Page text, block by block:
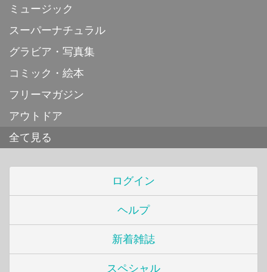
ミュージック
スーパーナチュラル
グラビア・写真集
コミック・絵本
フリーマガジン
アウトドア
全て見る
ログイン
ヘルプ
新着雑誌
スペシャル